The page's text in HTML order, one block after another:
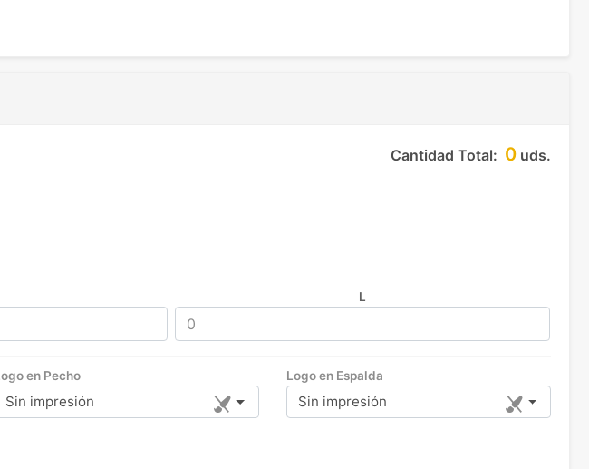
Cantidad Total: 0 uds.
L
en Pecho
Sin impresión
Logo en Espalda
Sin impresión